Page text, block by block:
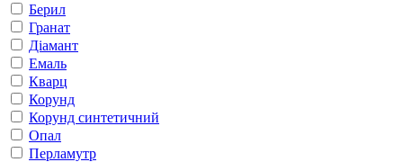
Берил
Гранат
Діамант
Емаль
Кварц
Корунд
Корунд синтетичний
Опал
Перламутр